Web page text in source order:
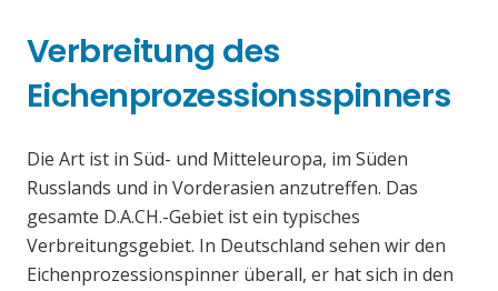
Verbreitung des
Eichenprozessionsspinners
Die Art ist in Süd- und Mitteleuropa, im Süden
Russlands und in Vorderasien anzutreffen. Das
gesamte D.A.CH.-Gebiet ist ein typisches
Verbreitungsgebiet. In Deutschland sehen wir den
Eichenprozessionspinner überall, er hat sich in den